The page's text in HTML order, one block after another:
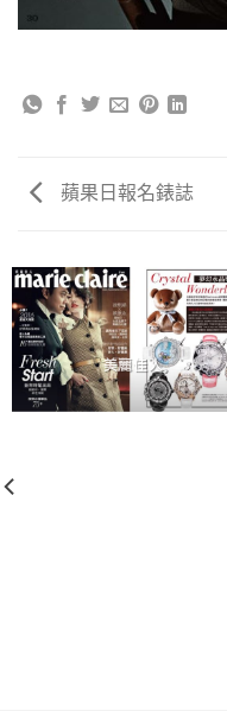
蘋果日報名錶誌
美麗佳人